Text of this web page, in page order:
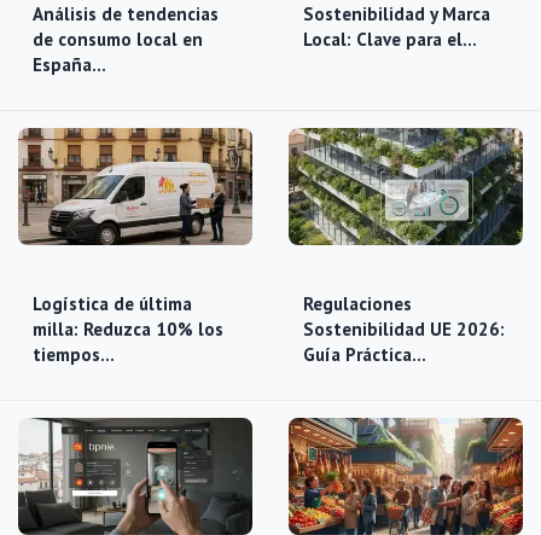
Análisis de tendencias
de consumo local en
España…
Sostenibilidad y Marca
Local: Clave para el…
Logística de última
milla: Reduzca 10% los
tiempos…
Regulaciones
Sostenibilidad UE 2026:
Guía Práctica…